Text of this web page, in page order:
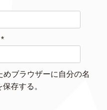
*
ブラウザーに自分の名
存する。